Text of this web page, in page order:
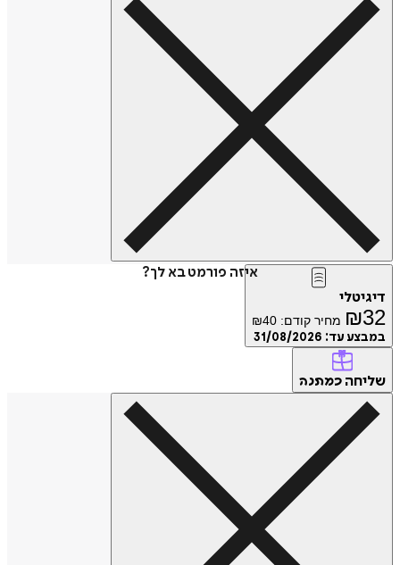
איזה פורמט בא לך?
דיגיטלי
₪32 מחיר קודם: ₪40
במבצע עד: 31/08/2026
שליחה כמתנה